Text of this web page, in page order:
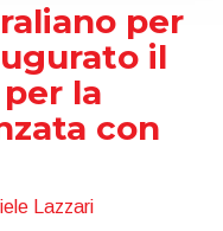
per
il
la
con
Lazzari